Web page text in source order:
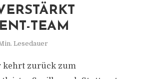
TEAM
Lesedauer
kehrt zurück zum